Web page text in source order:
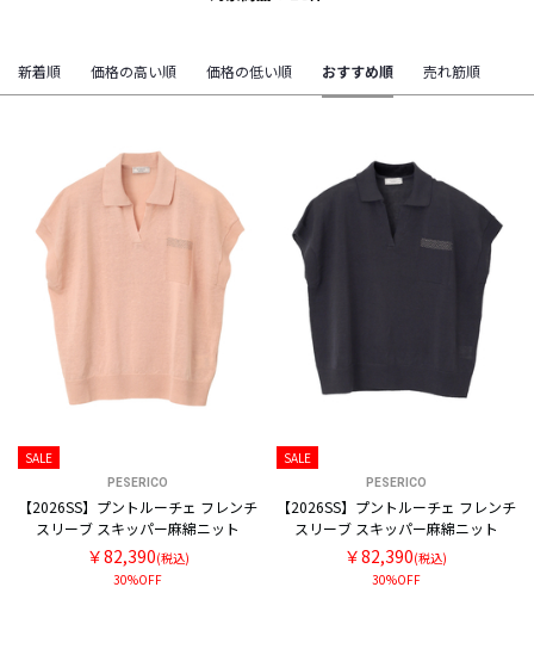
新着順 価格の高い順 価格の低い順 おすすめ順 売れ筋順
SALE
PESERICO
【2026SS】プントルーチェ フレンチ
スリーブ スキッパー麻綿ニット
￥82,390(税込)
30%OFF
SALE
PESERICO
【2026SS】プントルーチェ フレンチ
スリーブ スキッパー麻綿ニット
￥82,390(税込)
30%OFF